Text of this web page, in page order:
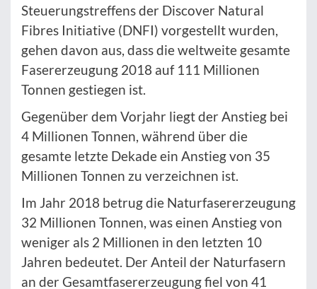
Steuerungstreffens der Discover Natural
Fibres Initiative (DNFI) vorgestellt wurden,
gehen davon aus, dass die weltweite gesamte
Fasererzeugung 2018 auf 111 Millionen
Tonnen gestiegen ist.
Gegenüber dem Vorjahr liegt der Anstieg bei
4 Millionen Tonnen, während über die
gesamte letzte Dekade ein Anstieg von 35
Millionen Tonnen zu verzeichnen ist.
Im Jahr 2018 betrug die Naturfasererzeugung
32 Millionen Tonnen, was einen Anstieg von
weniger als 2 Millionen in den letzten 10
Jahren bedeutet. Der Anteil der Naturfasern
an der Gesamtfasererzeugung fiel von 41